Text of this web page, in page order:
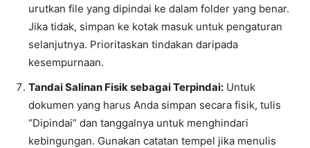
urutkan file yang dipindai ke dalam folder yang benar.
Jika tidak, simpan ke kotak masuk untuk pengaturan
selanjutnya. Prioritaskan tindakan daripada
kesempurnaan.
Tandai Salinan Fisik sebagai Terpindai: Untuk
dokumen yang harus Anda simpan secara fisik, tulis
“Dipindai” dan tanggalnya untuk menghindari
kebingungan. Gunakan catatan tempel jika menulis